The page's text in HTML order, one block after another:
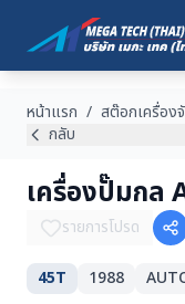
หน้าแรก / สต๊อกเครื่อง
กลับ
เครื่องปั๊มกล
รายการโปรด
45T 1988